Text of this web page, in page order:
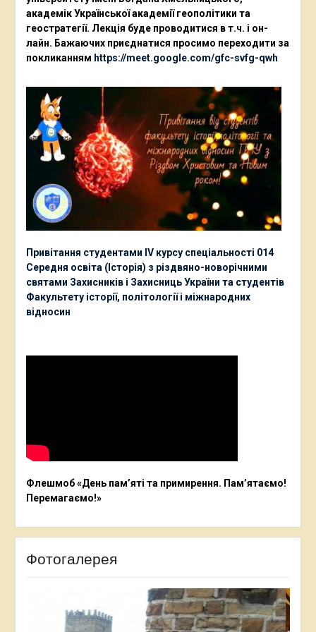
академік Української академії геополітики та
геостратегії. Лекція буде проводитися в т.ч. і он-
лайн. Бажаючих приєднатися просимо переходити за
покликанням https://meet.google.com/gfc-svfg-qwh
Привітання студентами ІV курсу спеціальності 014
Середня освіта (Історія) з різдвяно-новорічними
святами Захисників і Захисниць України та студентів
Факультету історії, політології і міжнародних
відносин
Флешмоб «День пам’яті та примирення. Пам’ятаємо!
Перемагаємо!»
Фотогалерея